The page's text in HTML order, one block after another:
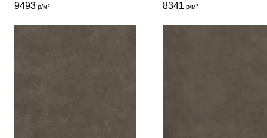
9493р/м² 8341 р/м²